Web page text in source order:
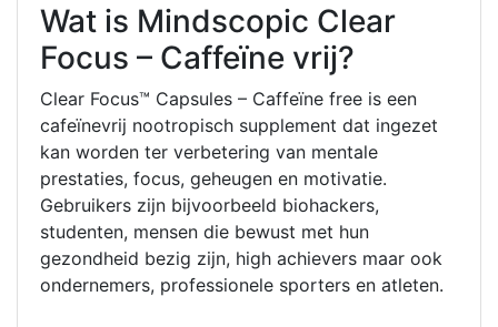
Wat is Mindscopic Clear
Focus – Caffeïne vrij?
Clear Focus™ Capsules – Caffeïne free is een
cafeïnevrij nootropisch supplement dat ingezet
kan worden ter verbetering van mentale
prestaties, focus, geheugen en motivatie.
Gebruikers zijn bijvoorbeeld biohackers,
studenten, mensen die bewust met hun
gezondheid bezig zijn, high achievers maar ook
ondernemers, professionele sporters en atleten.